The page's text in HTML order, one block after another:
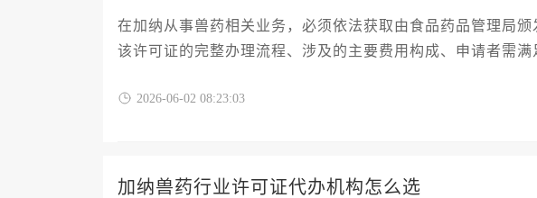
在加纳从事兽药相关业务，必须依法获取由食品药品管理局
该许可证的完整办理流程、涉及的主要费用构成、申请者需
2026-06-02 08:23:03
加纳兽药行业许可证代办机构怎么选